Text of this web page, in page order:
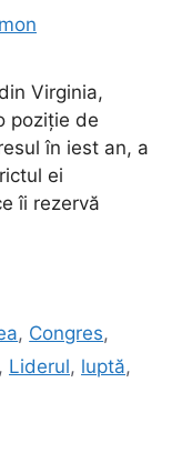
Virginia,
poziție de
în iest an, a
ei
îi rezervă
, Congres,
, Liderul, luptă,